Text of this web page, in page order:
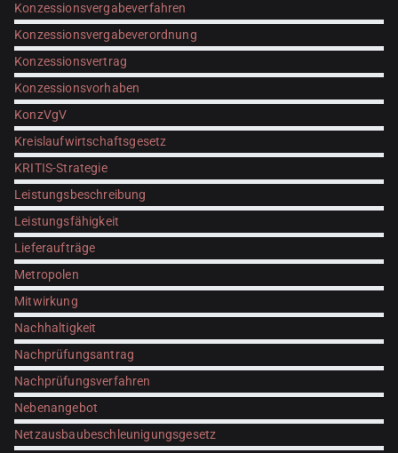
Konzessionsvergabeverfahren
Konzessionsvergabeverordnung
Konzessionsvertrag
Konzessionsvorhaben
KonzVgV
Kreislaufwirtschaftsgesetz
KRITIS-Strategie
Leistungsbeschreibung
Leistungsfähigkeit
Lieferaufträge
Metropolen
Mitwirkung
Nachhaltigkeit
Nachprüfungsantrag
Nachprüfungsverfahren
Nebenangebot
Netzausbaubeschleunigungsgesetz